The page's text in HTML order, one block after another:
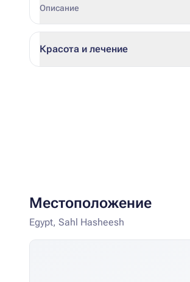
Описание
Красота и лечение
Местоположение
Egypt, Sahl Hasheesh